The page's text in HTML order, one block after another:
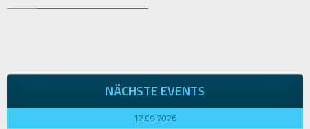
NÄCHSTE EVENTS
12.09.2026